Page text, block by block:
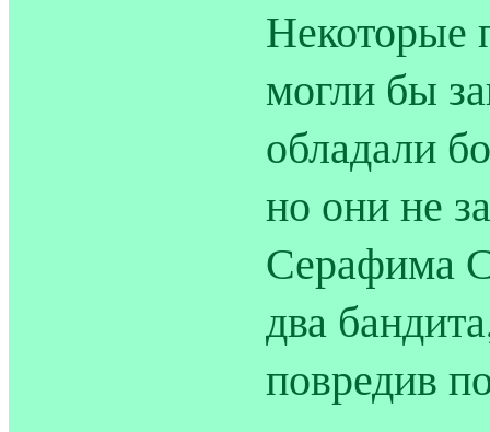
Некоторые
могли бы
обладали
но они не
Серафима
два
повредив